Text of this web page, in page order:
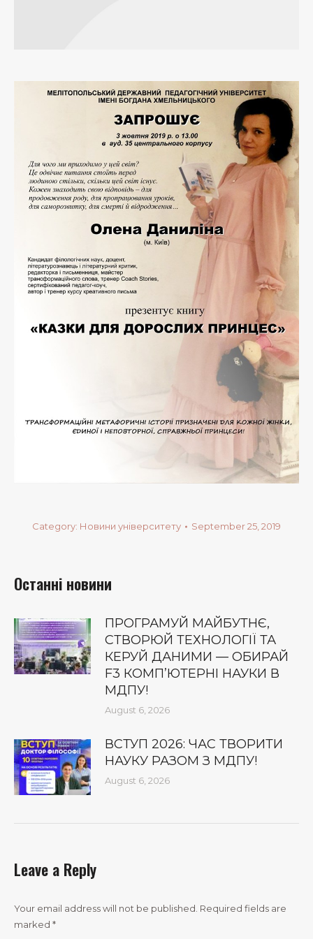
Category: Новини університету September 25, 2019
Останні новини
ПРОГРАМУЙ МАЙБУТНЄ,
СТВОРЮЙ ТЕХНОЛОГІЇ ТА
КЕРУЙ ДАНИМИ — ОБИРАЙ
F3 КОМП’ЮТЕРНІ НАУКИ В
МДПУ!
August 6, 2026
ВСТУП 2026: ЧАС ТВОРИТИ
НАУКУ РАЗОМ З МДПУ!
August 6, 2026
Leave a Reply
Your email address will not be published. Required fields are
marked *